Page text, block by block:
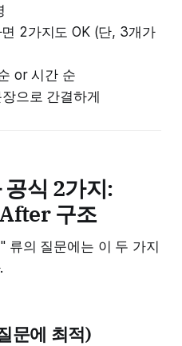
2가지도 OK (단, 3개가
or 시간 순
으로 간결하게
식 2가지:
구조
류의 질문에는 이 두 가지
문에 최적)